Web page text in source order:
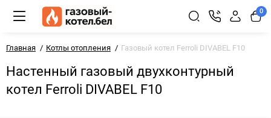
0
Главная Котлы отопления Газовый котел Ferroli DIVABEL F10
Настенный газовый двухконтурный
котел Ferroli DIVABEL F10